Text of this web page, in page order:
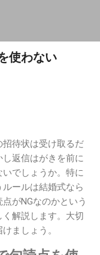
ツに移動
使わない
待状は受け取るだ
返信はがきを前に
でしょうか。特に
ールは結婚式なら
がNGなのかという
解説します。大切
ましょう。